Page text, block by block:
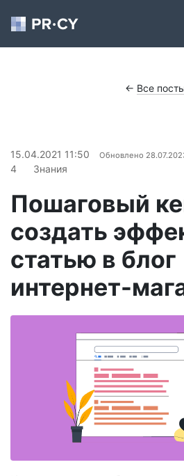
← Все
15.04.2021 11:50 Обновлено
4
Знания
Пошаговый
создать
статью в блог
интернет-